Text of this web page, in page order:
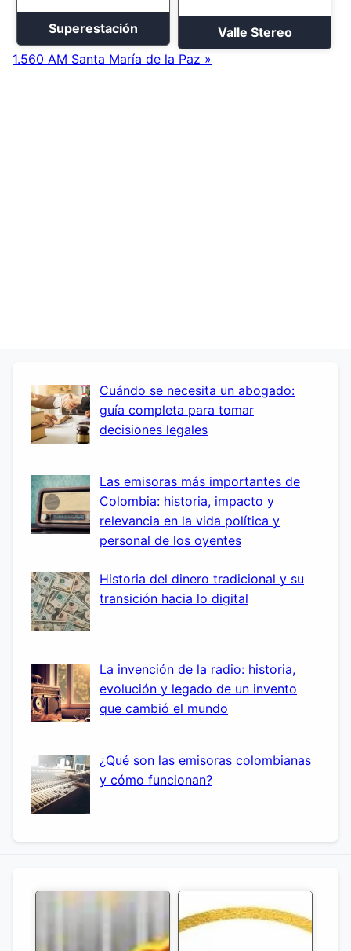
Cuándo se necesita un abogado:
guía completa para tomar
decisiones legales
Las emisoras más importantes de
Colombia: historia, impacto y
relevancia en la vida política y
personal de los oyentes
Historia del dinero tradicional y su
transición hacia lo digital
La invención de la radio: historia,
evolución y legado de un invento
que cambió el mundo
¿Qué son las emisoras colombianas
y cómo funcionan?
Superestación
Valle Stereo
1.560 AM Santa María de la Paz »